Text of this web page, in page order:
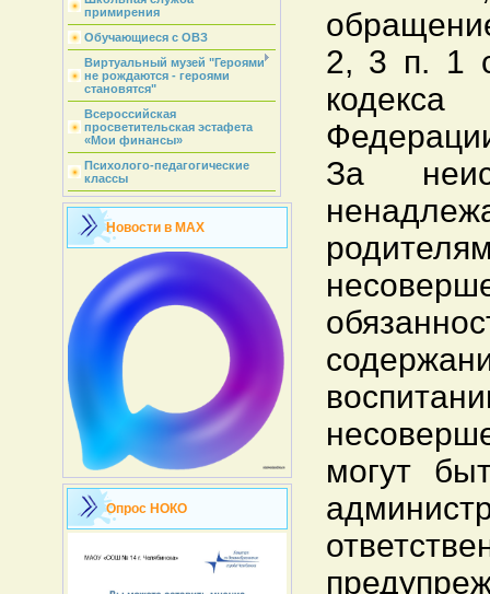
примирения
Обучающиеся с ОВЗ
Виртуальный музей "Героями
не рождаются - героями
становятся"
Всероссийская
просветительская эстафета
«Мои финансы»
Психолого-педагогические
классы
Новости в MAX
Опрос НОКО
2, 3 п. 1
За
могут